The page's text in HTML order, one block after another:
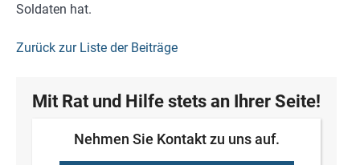
Soldaten hat.
Zurück zur Liste der Beiträge
Mit Rat und Hilfe stets an Ihrer Seite!
Nehmen Sie Kontakt zu uns auf.